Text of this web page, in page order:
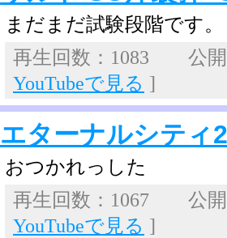
まだまだ試験段階です。
再生回数：1083 公
YouTubeで見る ]
エターナルシティ
おつかれっした
再生回数：1067 公
YouTubeで見る ]